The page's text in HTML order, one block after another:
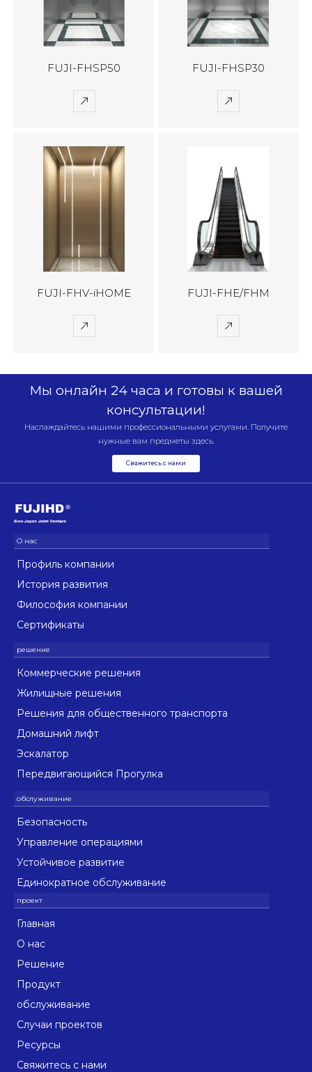
FUJI-FHSP50 FUJI-FHSP30
FUJI-FHV-iHOME FUJI-FHE/FHM
Мы онлайн 24 часа и готовы к вашей
консультации!
Наслаждайтесь нашими профессиональными услугами. Получите
нужные вам предметы здесь.
Свяжитесь с нами
Профиль компании
История развития
Философия компании
Сертификаты
Коммерческие решения
Жилищные решения
Решения для общественного транспорта
Домашний лифт
Эскалатор
Передвигающийся Прогулка
Безопасность
Управление операциями
Устойчивое развитие
Единократное обслуживание
Главная
О нас
Решение
Продукт
обслуживание
Случаи проектов
Ресурсы
Свяжитесь с нами